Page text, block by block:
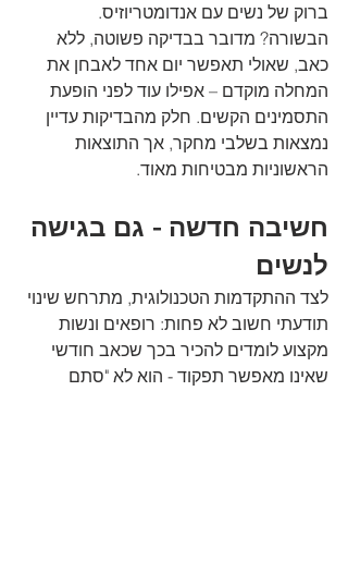
ברוק של נשים עם אנדומטריוזיס.
הבשורה? מדובר בבדיקה פשוטה, ללא
כאב, שאולי תאפשר יום אחד לאבחן את
המחלה מוקדם – אפילו עוד לפני הופעת
התסמינים הקשים. חלק מהבדיקות עדיין
נמצאות בשלבי מחקר, אך התוצאות
הראשוניות מבטיחות מאוד.
חשיבה חדשה - גם בגישה
לנשים
לצד ההתקדמות הטכנולוגית, מתרחש שינוי
תודעתי חשוב לא פחות: רופאים ונשות
מקצוע לומדים להכיר בכך שכאב חודשי
שאינו מאפשר תפקוד - הוא לא "סתם